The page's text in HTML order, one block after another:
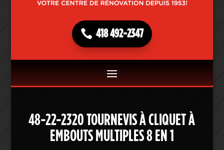
418 492-2347
48-22-2320 TOURNEVIS À CLIQUET À
EMBOUTS MULTIPLES 8 EN 1